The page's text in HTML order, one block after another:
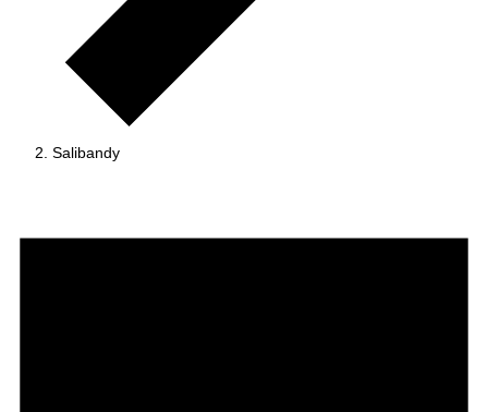
Salibandy
for